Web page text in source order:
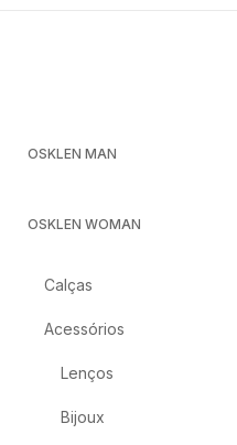
OSKLEN MAN
OSKLEN WOMAN
Calças
Acessórios
Lenços
Bijoux